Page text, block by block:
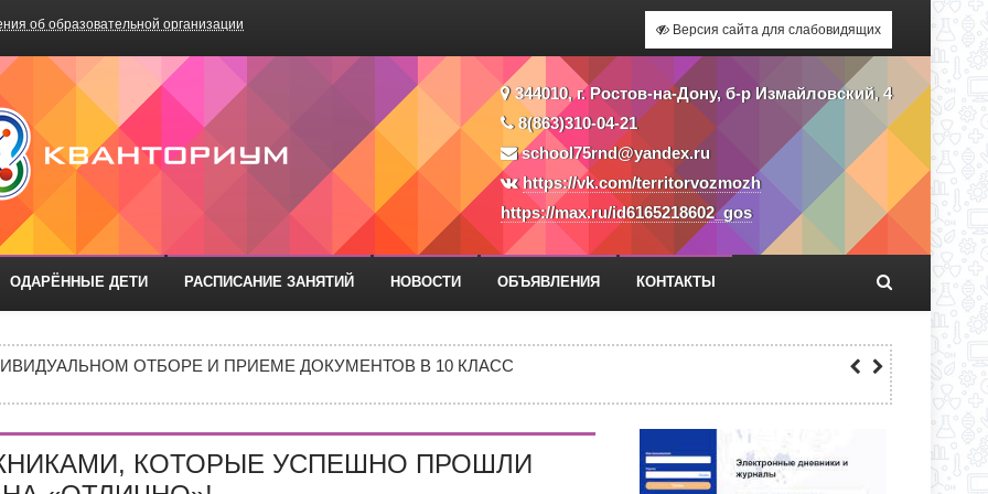
об образовательной организации Версия сайта для слабовидящих
«Школа №75»
344010, г. Ростов-на-Дону, б-р Измайловский, 4
8(863)310-04-21
school75rnd@yandex.ru
https://vk.com/territorvozmozh
https://max.ru/id6165218602_gos
ОДАРЁННЫЕ ДЕТИ РАСПИСАНИЕ ЗАНЯТИЙ НОВОСТИ ОБЪЯВЛЕНИЯ КОНТАКТЫ
ОРГАНИЗАЦИЙ РОСТОВСКОЙ ОБЛАСТИ ДЛЯ ПРИЕМА ЗАЯВЛЕНИЙ В 1 КЛАСС
ОТБОРЕ И ПРИЕМЕ ДОКУМЕНТОВ В 10 КЛАСС
В 10 КЛАСС
ПОЧЕМУ ПОДРОСТКИ ВСЁ ЧАЩЕ ВЫБИРАЮТ АПТЕКУ?
КОТОРЫЕ УСПЕШНО ПРОШЛИ